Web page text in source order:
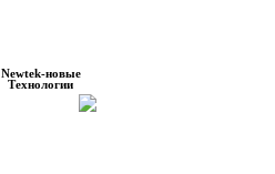
Newtek-новые
Технологии